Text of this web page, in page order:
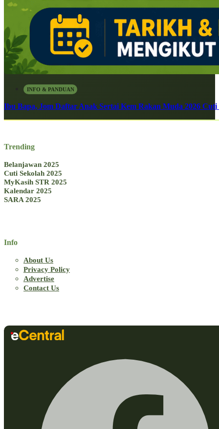
INFO & PANDUAN
Ibu Bapa, Jom Daftar Anak Sertai Kem Rakan Muda 2026
Trending
Belanjawan 2025
Cuti Sekolah 2025
MyKasih STR 2025
Kalendar 2025
SARA 2025
Info
About Us
Privacy Policy
Advertise
Contact Us